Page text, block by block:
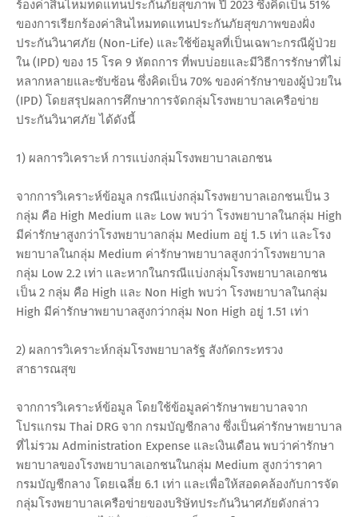
ร้องค่าสินไหมทดแทนประกันภัยสุขภาพ ปี 2023 ซึ่งคิดเป็น 51%
ของการเรียกร้องค่าสินไหมทดแทนประกันภัยสุขภาพของฝั่ง
ประกันวินาศภัย (Non-Life) และใช้ข้อมูลที่เป็นเฉพาะกรณีผู้ป่วย
ใน (IPD) ของ 15 โรค 9 หัตถการ ที่พบบ่อยและมีวิธีการรักษาที่ไม่
หลากหลายและซับซ้อน ซึ่งคิดเป็น 70% ของค่ารักษาของผู้ป่วยใน
(IPD) โดยสรุปผลการศึกษาการจัดกลุ่มโรงพยาบาลเครือข่าย
ประกันวินาศภัย ได้ดังนี้
1) ผลการวิเคราะห์ การแบ่งกลุ่มโรงพยาบาลเอกชน
จากการวิเคราะห์ข้อมูล กรณีแบ่งกลุ่มโรงพยาบาลเอกชนเป็น 3
กลุ่ม คือ High Medium และ Low พบว่า โรงพยาบาลในกลุ่ม High
มีค่ารักษาสูงกว่าโรงพยาบาลกลุ่ม Medium อยู่ 1.5 เท่า และโรง
พยาบาลในกลุ่ม Medium ค่ารักษาพยาบาลสูงกว่าโรงพยาบาล
กลุ่ม Low 2.2 เท่า และหากในกรณีแบ่งกลุ่มโรงพยาบาลเอกชน
เป็น 2 กลุ่ม คือ High และ Non High พบว่า โรงพยาบาลในกลุ่ม
High มีค่ารักษาพยาบาลสูงกว่ากลุ่ม Non High อยู่ 1.51 เท่า
2) ผลการวิเคราะห์กลุ่มโรงพยาบาลรัฐ สังกัดกระทรวง
สาธารณสุข
จากการวิเคราะห์ข้อมูล โดยใช้ข้อมูลค่ารักษาพยาบาลจาก
โปรแกรม Thai DRG จาก กรมบัญชีกลาง ซึ่งเป็นค่ารักษาพยาบาล
ที่ไม่รวม Administration Expense และเงินเดือน พบว่าค่ารักษา
พยาบาลของโรงพยาบาลเอกชนในกลุ่ม Medium สูงกว่าราคา
กรมบัญชีกลาง โดยเฉลี่ย 6.1 เท่า และเพื่อให้สอดคล้องกับการจัด
กลุ่มโรงพยาบาลเครือข่ายของบริษัทประกันวินาศภัยดังกล่าว